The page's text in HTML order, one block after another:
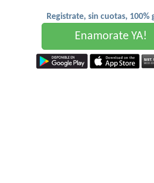
Registrate, sin cuotas, 100%
Enamorate YA!